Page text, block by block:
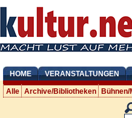
HOME VERANSTALTUNGEN
Alle Archive/Bibliotheken